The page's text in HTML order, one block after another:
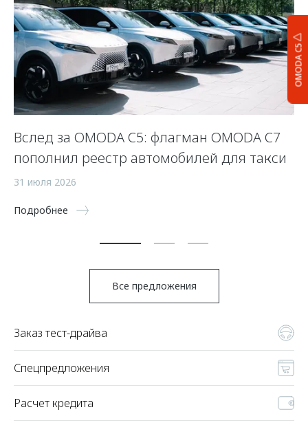
OMODA C5
Вслед за OMODA C5: флагман OMODA C7
пополнил реестр автомобилей для такси
31 июля 2026
Подробнее
Все предложения
Заказ тест-драйва
Спецпредложения
Расчет кредита